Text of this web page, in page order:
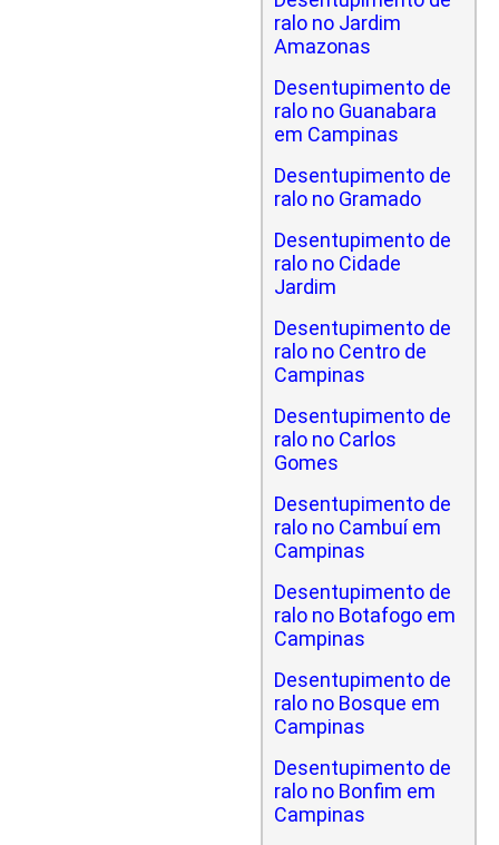
ralo no Jardim
Amazonas
Desentupimento de
ralo no Guanabara
em Campinas
Desentupimento de
ralo no Gramado
Desentupimento de
ralo no Cidade
Jardim
Desentupimento de
ralo no Centro de
Campinas
Desentupimento de
ralo no Carlos
Gomes
Desentupimento de
ralo no Cambuí em
Campinas
Desentupimento de
ralo no Botafogo em
Campinas
Desentupimento de
ralo no Bosque em
Campinas
Desentupimento de
ralo no Bonfim em
Campinas